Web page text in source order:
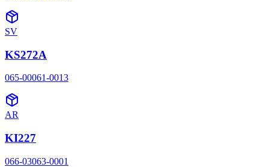
SV
KS272A
065-00061-0013
AR
KI227
066-03063-0001